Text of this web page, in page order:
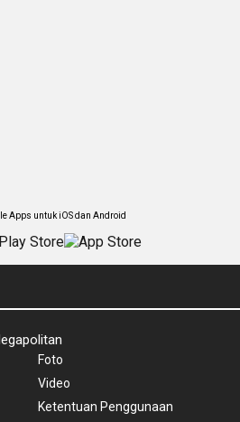
Apps untuk iOS dan Android
Foto
Video
Ketentuan Penggunaan